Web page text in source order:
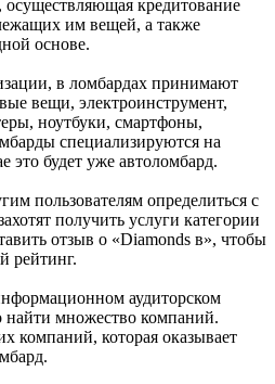
осуществляющая кредитование
им вещей, а также
основе.
в ломбардах принимают
вещи, электроинструмент,
ноутбуки, смартфоны,
специализируются на
это будет уже автоломбард.
пользователям определиться с
получить услуги категории
отзыв о «Diamonds в», чтобы
рейтинг.
аудиторском
найти множество компаний.
компаний, которая оказывает